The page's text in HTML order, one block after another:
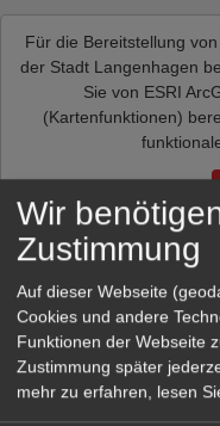
Für die Bereitstellung
der Stadt Langenhagen
Sie von ESRI
(Kartenfunktionen)
Wir
Zustimmung
Auf dieser Webseite
Cookies und andere
Funktionen der Webseite
Zustimmung später
mehr zu erfahren, lesen